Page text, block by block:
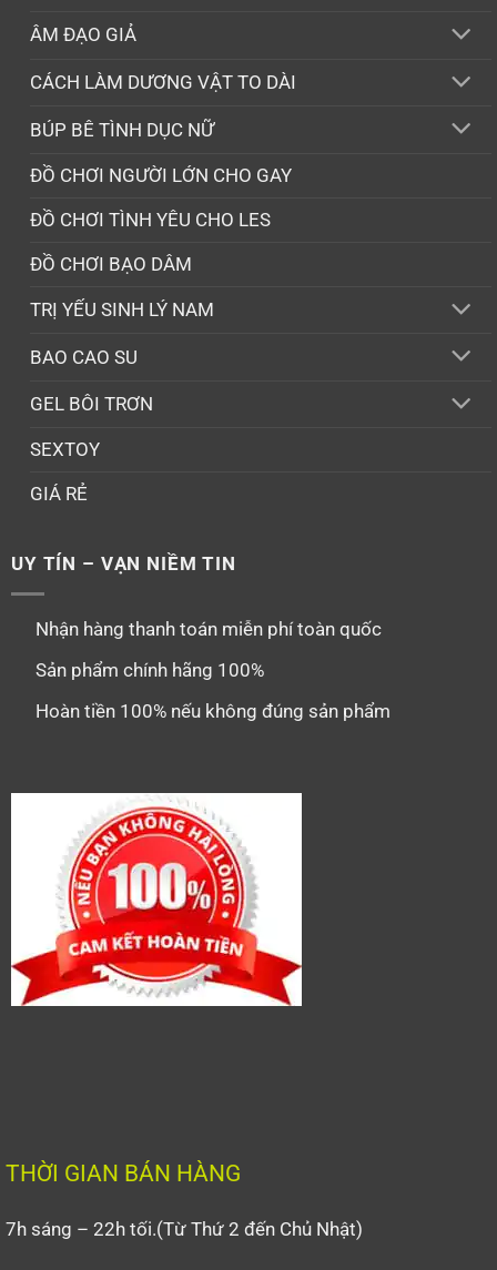
ÂM ĐẠO GIẢ
CÁCH LÀM DƯƠNG VẬT TO DÀI
BÚP BÊ TÌNH DỤC NỮ
ĐỒ CHƠI NGƯỜI LỚN CHO GAY
ĐỒ CHƠI TÌNH YÊU CHO LES
ĐỒ CHƠI BẠO DÂM
TRỊ YẾU SINH LÝ NAM
BAO CAO SU
GEL BÔI TRƠN
SEXTOY
GIÁ RẺ
UY TÍN – VẠN NIỀM TIN
Nhận hàng thanh toán miễn phí toàn quốc
Sản phẩm chính hãng 100%
Hoàn tiền 100% nếu không đúng sản phẩm
THỜI GIAN BÁN HÀNG
7h sáng – 22h tối.(Từ Thứ 2 đến Chủ Nhật)